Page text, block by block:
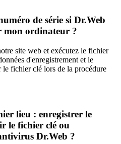
de série si Dr.Web
mon ordinateur ?
site web et exécutez le fichier
d'enregistrement et le
fichier clé lors de la procédure
lieu : enregistrer le
le fichier clé ou
Dr.Web ?